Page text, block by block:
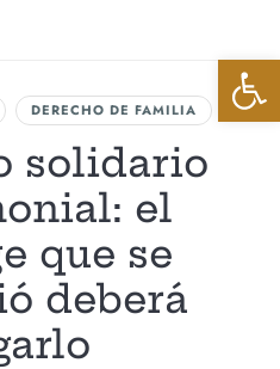
DERECHO DE FAMILIA
solidario
el
que se
deberá
Abrir